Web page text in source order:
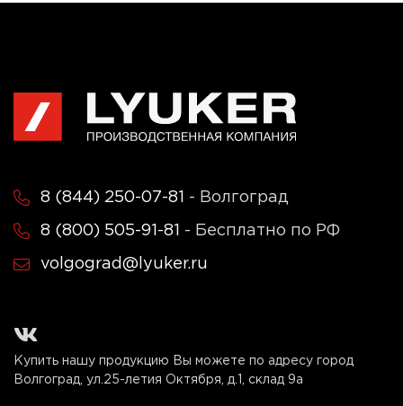
8 (844) 250-07-81 - Волгоград
8 (800) 505-91-81 - Бесплатно по РФ
volgograd@lyuker.ru
Купить нашу продукцию Вы можете по адресу город
Волгоград, ул.25-летия Октября, д.1, склад 9а